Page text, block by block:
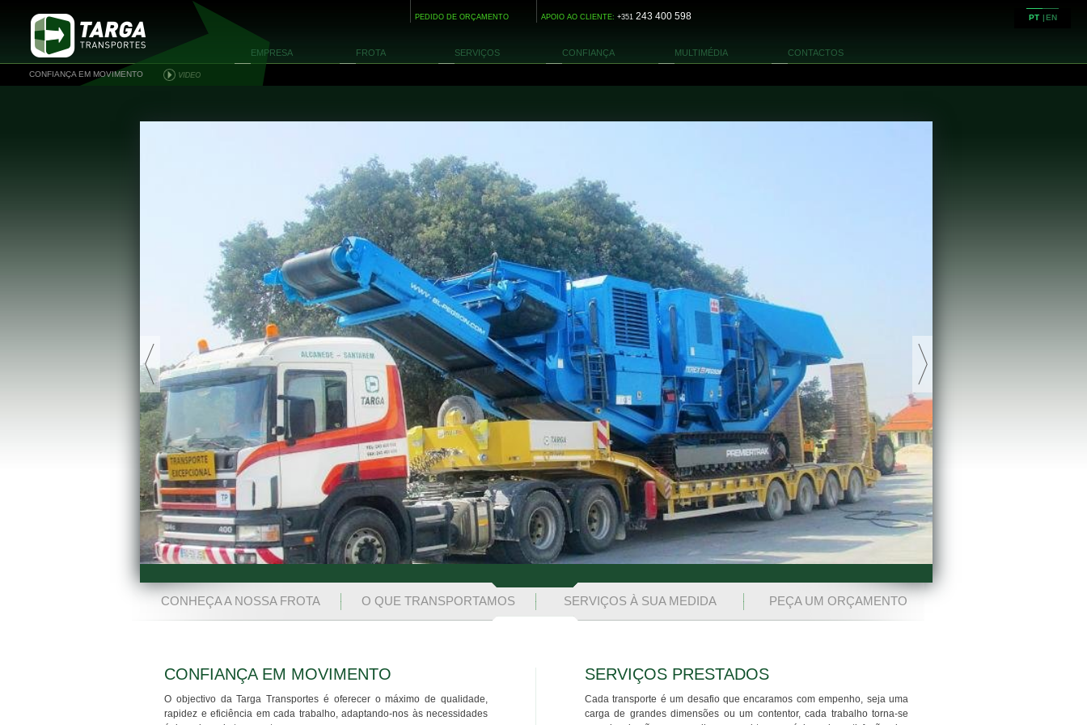
PEDIDO DE ORÇAMENTO APOIO AO CLIENTE:+351243 400 598
EMPRESA FROTA SERVIÇOS CONFIANÇA MULTIMÉDIA CONTACTOS
PT |EN
CONFIANÇA EM MOVIMENTO
CONHEÇA A NOSSA FROTA O QUE TRANSPORTAMOS SERVIÇOS À SUA MEDIDA PEÇA UM ORÇAMENTO
CONFIANÇA EM MOVIMENTO
O objectivo da Targa Transportes é oferecer o máximo de qualidade,
rapidez e eficiência em cada trabalho, adaptando-nos às necessidades
SERVIÇOS PRESTADOS
Cada transporte é um desafio que encaramos com empenho, seja uma
carga de grandes dimensões ou um contentor, cada trabalho torna-se